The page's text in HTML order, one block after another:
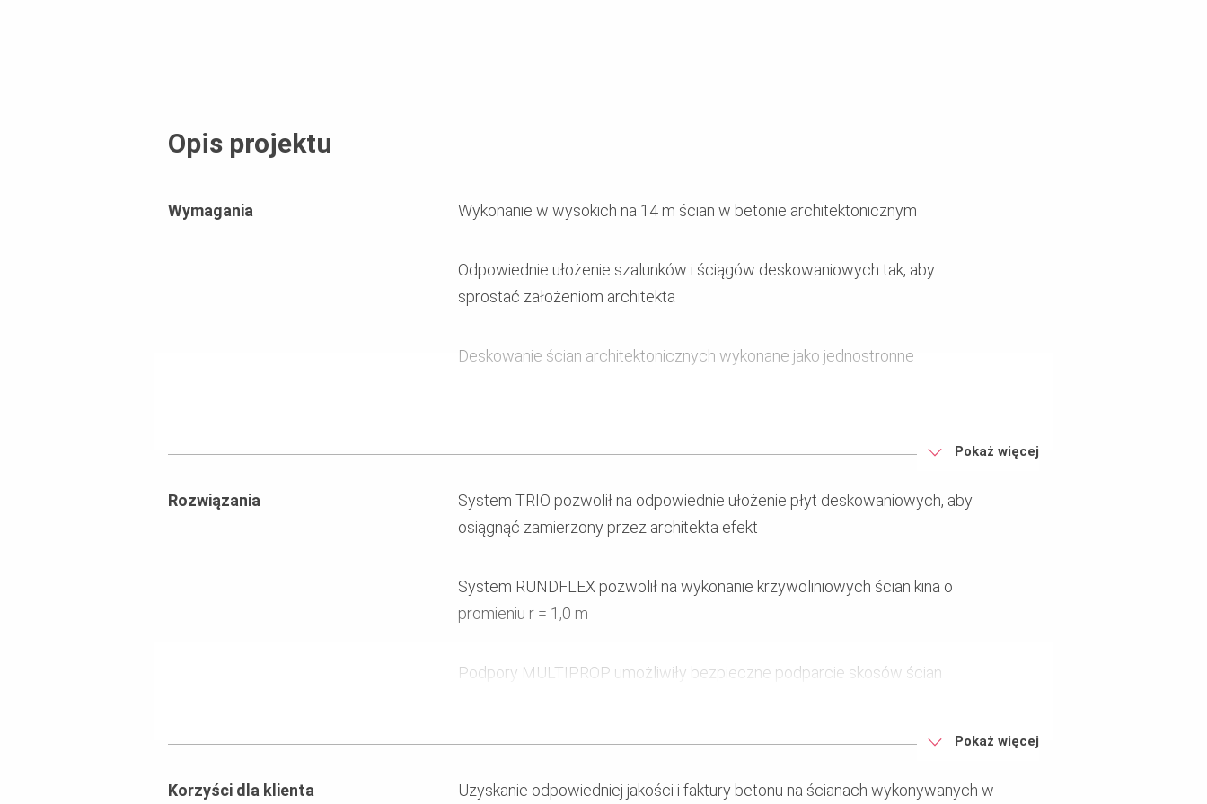
Opis projektu
Wymagania Wykonanie w wysokich na 14 m ścian w betonie architektonicznym
Odpowiednie ułożenie szalunków i ściągów deskowaniowych tak, aby
sprostać założeniom architekta
Deskowanie ścian architektonicznych wykonane jako jednostronne
założeniami architekta
promieniu momentami r = 1,0 m
Pokaż więcej
Rozwiązania
System TRIO pozwolił na odpowiednie ułożenie płyt deskowaniowych, aby
osiągnąć zamierzony przez architekta efekt
System RUNDFLEX pozwolił na wykonanie krzywoliniowych ścian kina o
promieniu r = 1,0 m
Podpory MULTIPROP umożliwiły bezpieczne podparcie skosów ścian
Pokaż więcej
Korzyści dla klienta Uzyskanie odpowiedniej jakości i faktury betonu na ścianach wykonywanych w